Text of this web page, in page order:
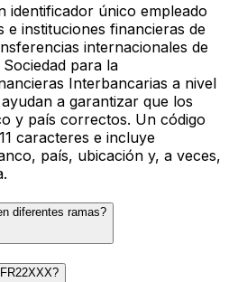
identificador único empleado
instituciones financieras de
internacionales de
para la
Interbancarias a nivel
a garantizar que los
y país correctos. Un código
caracteres e incluye
país, ubicación y, a veces,
diferentes ramas?